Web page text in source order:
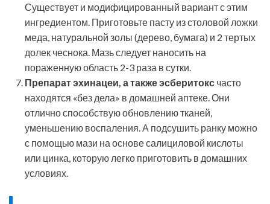
Существует и модифицированный вариант с этим
ингредиентом. Приготовьте пасту из столовой ложки
меда, натуральной золы (дерево, бумага) и 2 тертых
долек чеснока. Мазь следует наносить на
пораженную область 2-3 раза в сутки.
Препарат эхинацеи, а также эсберитокс часто
находятся «без дела» в домашней аптеке. Они
отлично способствую обновлению тканей,
уменьшению воспаления. А подсушить ранку можно
с помощью мази на основе салициловой кислоты
или цинка, которую легко приготовить в домашних
условиях.